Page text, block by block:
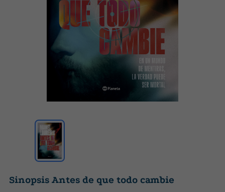
Sinopsis Antes de que todo cambie